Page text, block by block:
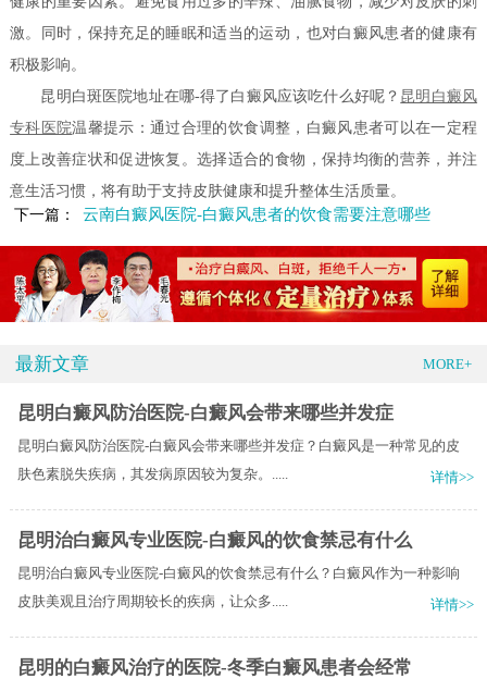
激。同时，保持充足的睡眠和适当的运动，也对白癜风患者的健康有
积极影响。
昆明白斑医院地址在哪-得了白癜风应该吃什么好呢？ 昆明白癜风
专科医院温馨提示：通过合理的饮食调整，白癜风患者可以在一定程
度上改善症状和促进恢复。选择适合的食物，保持均衡的营养，并注
意生活习惯，将有助于支持皮肤健康和提升整体生活质量。
下一篇：
云南白癜风医院-白癜风患者的饮食需要注意哪些
最新文章 MORE+
昆明白癜风防治医院-白癜风会带来哪些并发症
昆明白癜风防治医院-白癜风会带来哪些并发症？白癜风是一种常见的皮
肤色素脱失疾病，其发病原因较为复杂。.....
详情>>
昆明治白癜风专业医院-白癜风的饮食禁忌有什么
昆明治白癜风专业医院-白癜风的饮食禁忌有什么？白癜风作为一种影响
皮肤美观且治疗周期较长的疾病，让众多.....
详情>>
昆明的白癜风治疗的医院-冬季白癜风患者会经常